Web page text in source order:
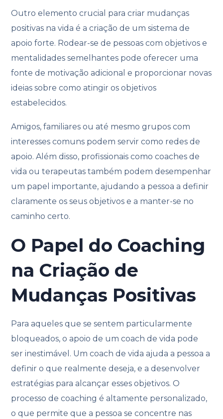
Outro elemento crucial para criar mudanças
positivas na vida é a criação de um sistema de
apoio forte. Rodear-se de pessoas com objetivos e
mentalidades semelhantes pode oferecer uma
fonte de motivação adicional e proporcionar novas
ideias sobre como atingir os objetivos
estabelecidos.
Amigos, familiares ou até mesmo grupos com
interesses comuns podem servir como redes de
apoio. Além disso, profissionais como coaches de
vida ou terapeutas também podem desempenhar
um papel importante, ajudando a pessoa a definir
claramente os seus objetivos e a manter-se no
caminho certo.
O Papel do Coaching
na Criação de
Mudanças Positivas
Para aqueles que se sentem particularmente
bloqueados, o apoio de um coach de vida pode
ser inestimável. Um coach de vida ajuda a pessoa a
definir o que realmente deseja, e a desenvolver
estratégias para alcançar esses objetivos. O
processo de coaching é altamente personalizado,
o que permite que a pessoa se concentre nas